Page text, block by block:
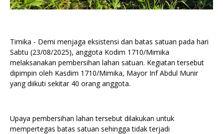
Timika - Demi menjaga eksistensi dan batas satuan pada hari
Sabtu (23/08/2025), anggota Kodim 1710/Mimika
melaksanakan pembersihan lahan satuan. Kegiatan tersebut
dipimpin oleh Kasdim 1710/Mimika, Mayor Inf Abdul Munir
yang diikuti sekitar 40 orang anggota.
Upaya pembersihan lahan tersebut dilakukan untuk
mempertegas batas satuan sehingga tidak terjadi